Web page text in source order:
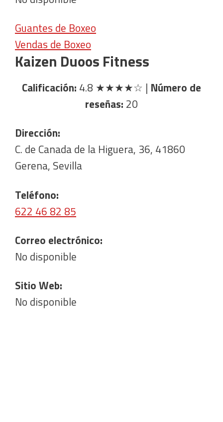
Guantes de Boxeo
Vendas de Boxeo
Kaizen Duoos Fitness
Calificación: 4.8 ★★★★☆ | Número de
reseñas: 20
Dirección:
C. de Canada de la Higuera, 36, 41860
Gerena, Sevilla
Teléfono:
622 46 82 85
Correo electrónico:
No disponible
Sitio Web:
No disponible